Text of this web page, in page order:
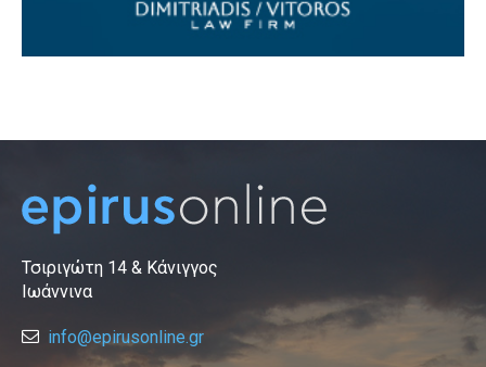
Τσιριγώτη 14 & Κάνιγγος
Ιωάννινα
info@epirusonline.gr